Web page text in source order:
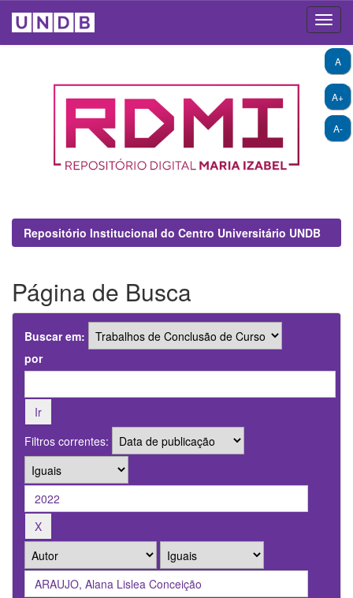
A+
A-
A
Repositório Institucional do Centro Universitário UNDB
Página de Busca
Buscar em:
por
Filtros correntes: